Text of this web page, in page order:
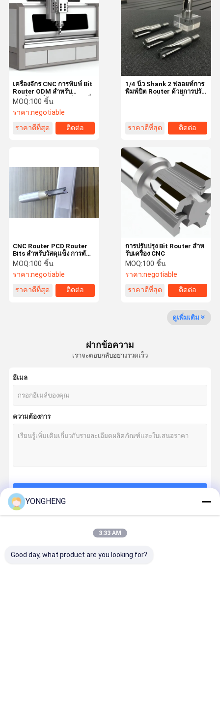
เกี่ยวกับเรา
ทัวร์โรงงาน
การควบคุม
ข่าว กรณี
เครื่องตัดเพชร
1/4 นิ้ว Shank 2 ฟลอยท์การ
พิมพ์บิต Router ด้วยการปรับ
ราคาดีที่สุด ติดต่อ
เครื่องจักร CNC การพิมพ์ Bit
Router ODM สําหรับ
เฟอร์นิเจอร์และกระเป๋าชุดที่
กําหนดเอง
MOQ:100 ชิ้น
ราคา:negotiable
ราคาดีที่สุด
ติดต่อ
การปรับปรุง Bit Router สําห
รับเครื่อง CNC
MOQ:100 ชิ้น
ราคา:negotiable
ราคาดีที่สุด
ติดต่อ
CNC Router PCD Router
Bits สําหรับวัสดุแข็ง การตัด
และการปรับรูปร่างอย่างแม่น
ยํา
MOQ:100 ชิ้น
ราคา:negotiable
ราคาดีที่สุด
ติดต่อ
ดูเพิ่มเติม
ฝากข้อความ
เราจะตอบกลับอย่างรวดเร็ว
อีเมล
ความต้องการ
YONGHENG
3:33 AM
Good day, what product are you looking for?